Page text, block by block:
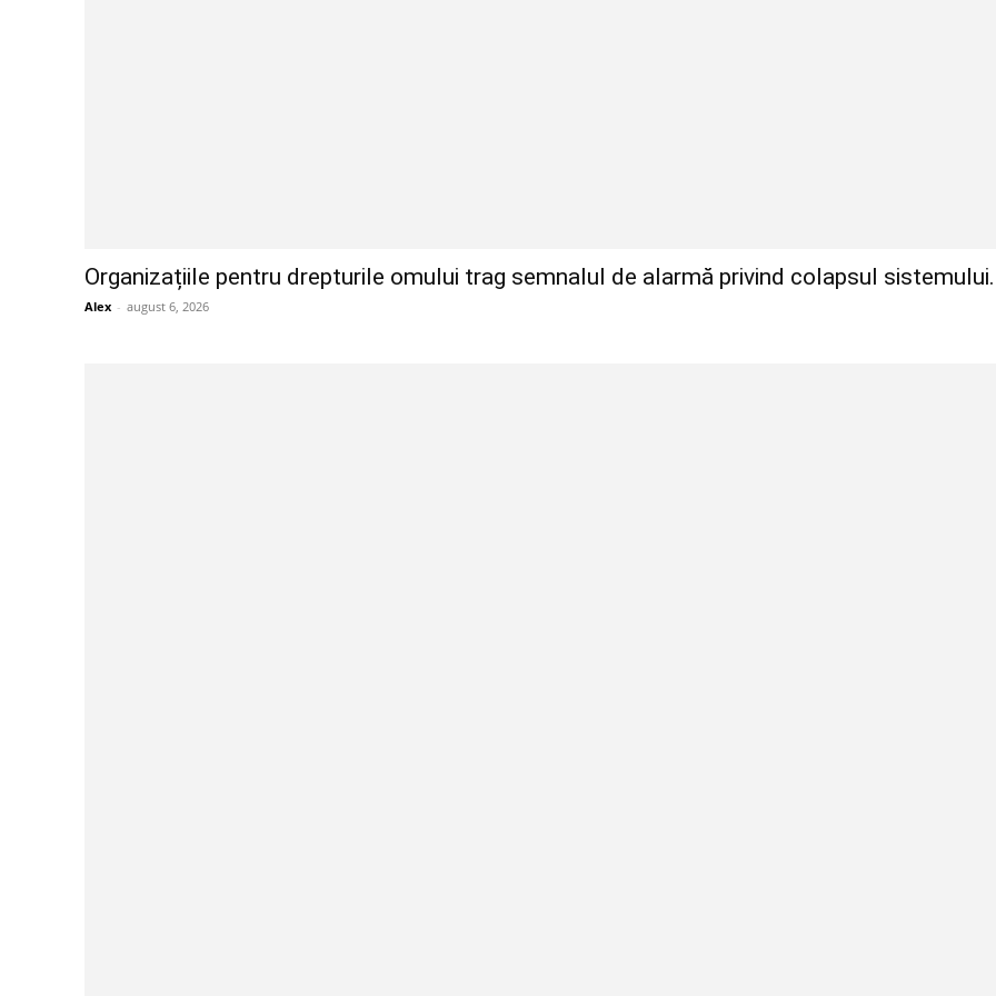
Organizațiile pentru drepturile omului trag semnalul de alarmă privind colapsul
Alex - august 6, 2026